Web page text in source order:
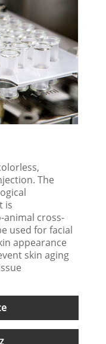
The
is
animal cross-
used for facial
appearance
skin aging